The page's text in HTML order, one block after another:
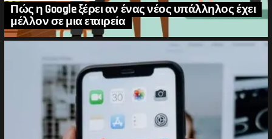
Πώς η Google ξέρει αν ένας νέος υπάλληλος έχει
μέλλον σε μια εταιρεία